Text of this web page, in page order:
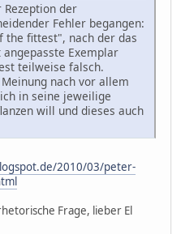
der
Fehler begangen:
the fittest", nach der das
Exemplar
teilweise falsch.
nach vor allem
in seine jeweilige
will und dieses auch
2010/03/peter-
Frage, lieber El